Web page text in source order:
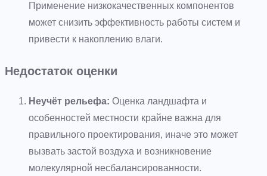
Применение низкокачественных компонентов
может снизить эффективность работы систем и
привести к накоплению влаги.
Недостаток оценки
Неучёт рельефа: Оценка ландшафта и
особенностей местности крайне важна для
правильного проектирования, иначе это может
вызвать застой воздуха и возникновение
молекулярной несбалансированности.